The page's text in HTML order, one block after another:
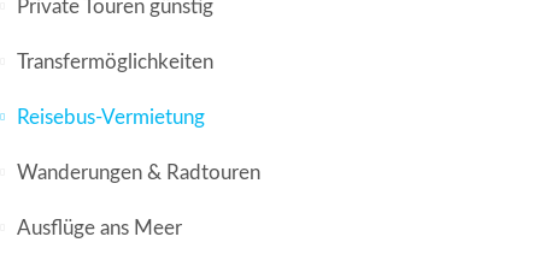
Private Touren günstig
Transfermöglichkeiten
Reisebus-Vermietung
Wanderungen & Radtouren
Ausflüge ans Meer